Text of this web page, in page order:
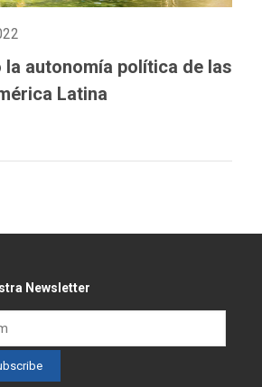
autonomía política de las
Latina
Newsletter